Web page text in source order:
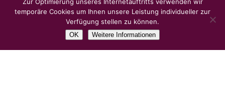
alle Veranstaltungen
temporäre Cookies um Ihnen unsere Leistung individueller zur
Verfügung stellen zu können.
OK Weitere Informationen